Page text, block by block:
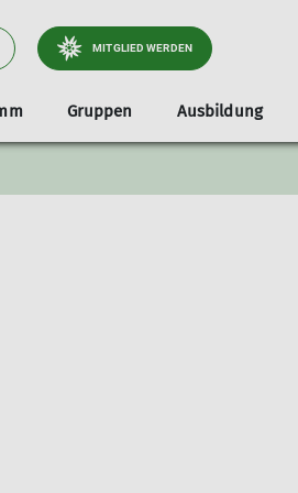
MITGLIED WERDEN
Ansprechpartner
Gruppen
MTB
Ausbildung
Die Gruppen unserer